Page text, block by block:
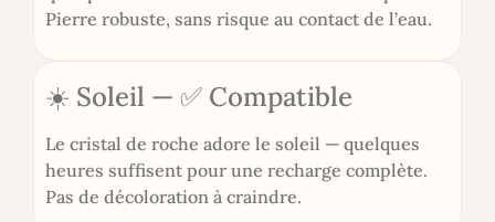
Pierre robuste, sans risque au contact de l’eau.
☀️ Soleil — ✅ Compatible
Le cristal de roche adore le soleil — quelques
heures suffisent pour une recharge complète.
Pas de décoloration à craindre.